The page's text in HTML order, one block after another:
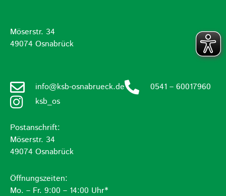
Möserstr. 34
49074 Osnabrück
info@ksb-osnabrueck.de
0541 – 60017960
ksb_os
Postanschrift:
Möserstr. 34
49074 Osnabrück
Öffnungszeiten:
Mo. – Fr. 9:00 – 14:00 Uhr*